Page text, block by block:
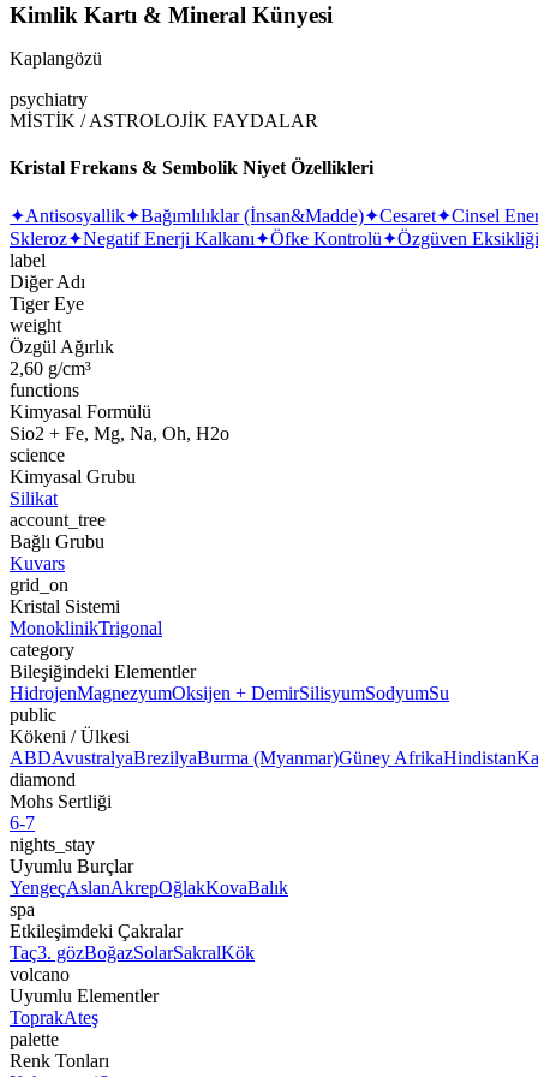
Kimlik Kartı & Mineral Künyesi
Kaplangözü
psychiatry
MİSTİK / ASTROLOJİK FAYDALAR
Kristal Frekans & Sembolik Niyet Özellikleri
✦Antisosyallik✦Bağımlılıklar (İnsan&Madde)✦Cesaret✦Cinsel
Skleroz✦Negatif Enerji Kalkanı✦Öfke Kontrolü✦Özgüven Eksikliği
label
Diğer Adı
Tiger Eye
weight
Özgül Ağırlık
2,60 g/cm³
functions
Kimyasal Formülü
Sio2 + Fe, Mg, Na, Oh, H2o
science
Kimyasal Grubu
Silikat
account_tree
Bağlı Grubu
Kuvars
grid_on
Kristal Sistemi
MonoklinikTrigonal
category
Bileşiğindeki Elementler
HidrojenMagnezyumOksijen + DemirSilisyumSodyumSu
public
Kökeni / Ülkesi
ABDAvustralyaBrezilyaBurma (Myanmar)Güney AfrikaHindistan
diamond
Mohs Sertliği
6-7
nights_stay
Uyumlu Burçlar
YengeçAslanAkrepOğlakKovaBalık
spa
Etkileşimdeki Çakralar
Taç3. gözBoğazSolarSakralKök
volcano
Uyumlu Elementler
ToprakAteş
palette
Renk Tonları